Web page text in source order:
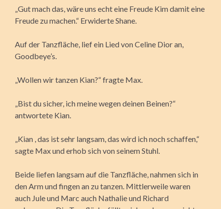
„Gut mach das, wäre uns echt eine Freude Kim damit eine
Freude zu machen.“ Erwiderte Shane.
Auf der Tanzfläche, lief ein Lied von Celine Dior an,
Goodbeye’s.
„Wollen wir tanzen Kian?“ fragte Max.
„Bist du sicher, ich meine wegen deinen Beinen?“
antwortete Kian.
„Kian , das ist sehr langsam, das wird ich noch schaffen,“
sagte Max und erhob sich von seinem Stuhl.
Beide liefen langsam auf die Tanzfläche, nahmen sich in
den Arm und fingen an zu tanzen. Mittlerweile waren
auch Jule und Marc auch Nathalie und Richard